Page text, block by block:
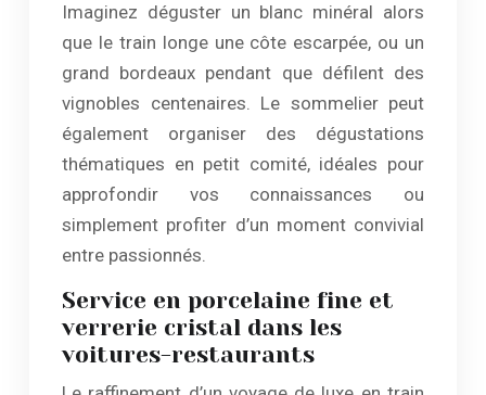
Imaginez déguster un blanc minéral alors
que le train longe une côte escarpée, ou un
grand bordeaux pendant que défilent des
vignobles centenaires. Le sommelier peut
également organiser des dégustations
thématiques en petit comité, idéales pour
approfondir vos connaissances ou
simplement profiter d’un moment convivial
entre passionnés.
Service en porcelaine fine et
verrerie cristal dans les
voitures-restaurants